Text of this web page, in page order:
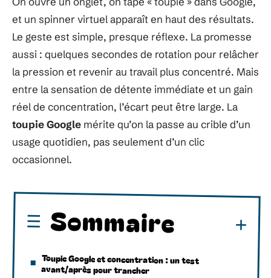
et un spinner virtuel apparaît en haut des résultats.
Le geste est simple, presque réflexe. La promesse
aussi : quelques secondes de rotation pour relâcher
la pression et revenir au travail plus concentré. Mais
entre la sensation de détente immédiate et un gain
réel de concentration, l’écart peut être large. La
toupie Google mérite qu’on la passe au crible d’un
usage quotidien, pas seulement d’un clic
occasionnel.
Sommaire
Toupie Google et concentration : un test
avant/après pour trancher